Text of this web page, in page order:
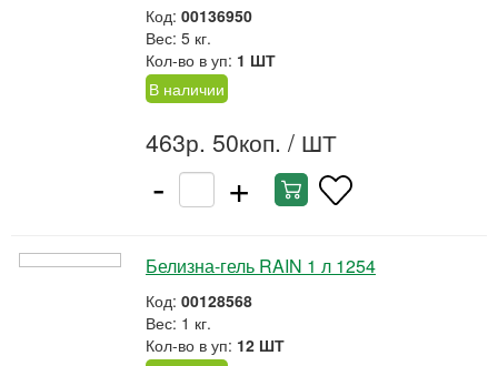
Код: 00136950
Вес: 5 кг.
Кол-во в уп: 1 ШТ
В наличии
463р. 50коп. / ШТ
- +
Белизна-гель RAIN 1 л 1254
Код: 00128568
Вес: 1 кг.
Кол-во в уп: 12 ШТ